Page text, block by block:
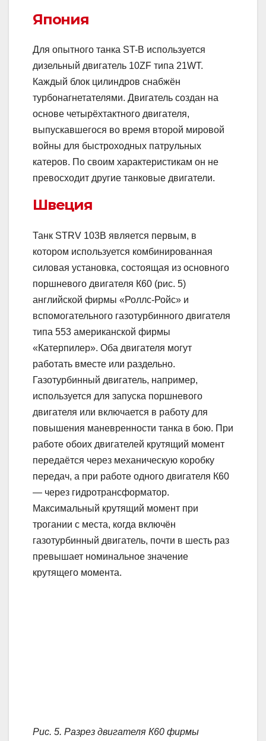
Япония
Для опытного танка ST-B используется
дизельный двигатель 10ZF типа 21WT.
Каждый блок цилиндров снабжён
турбонагнетателями. Двигатель создан на
основе четырёхтактного двигателя,
выпускавшегося во время второй мировой
войны для быстроходных патрульных
катеров. По своим характеристикам он не
превосходит другие танковые двигатели.
Швеция
Танк STRV 103В является первым, в
котором используется комбинированная
силовая установка, состоящая из основного
поршневого двигателя К60 (рис. 5)
английской фирмы «Роллс-Ройс» и
вспомогательного газотурбинного двигателя
типа 553 американской фирмы
«Катерпилер». Оба двигателя могут
работать вместе или раздельно.
Газотурбинный двигатель, например,
используется для запуска поршневого
двигателя или включается в работу для
повышения маневренности танка в бою. При
работе обоих двигателей крутящий момент
передаётся через механическую коробку
передач, а при работе одного двигателя К60
— через гидротрансформатор.
Максимальный крутящий момент при
трогании с места, когда включён
газотурбинный двигатель, почти в шесть раз
превышает номинальное значение
крутящего момента.
Рис. 5. Разрез двигателя К60 фирмы